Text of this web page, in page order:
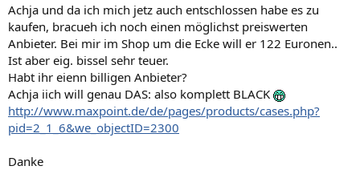
Achja und da ich mich jetz auch entschlossen habe es zu
kaufen, bracueh ich noch einen möglichst preiswerten
Anbieter. Bei mir im Shop um die Ecke will er 122 Euronen..
Ist aber eig. bissel sehr teuer.
Habt ihr eienn billigen Anbieter?
Achja iich will genau DAS: also komplett BLACK
http://www.maxpoint.de/de/pages/products/cases.php?
pid=2_1_6&we_objectID=2300
Danke